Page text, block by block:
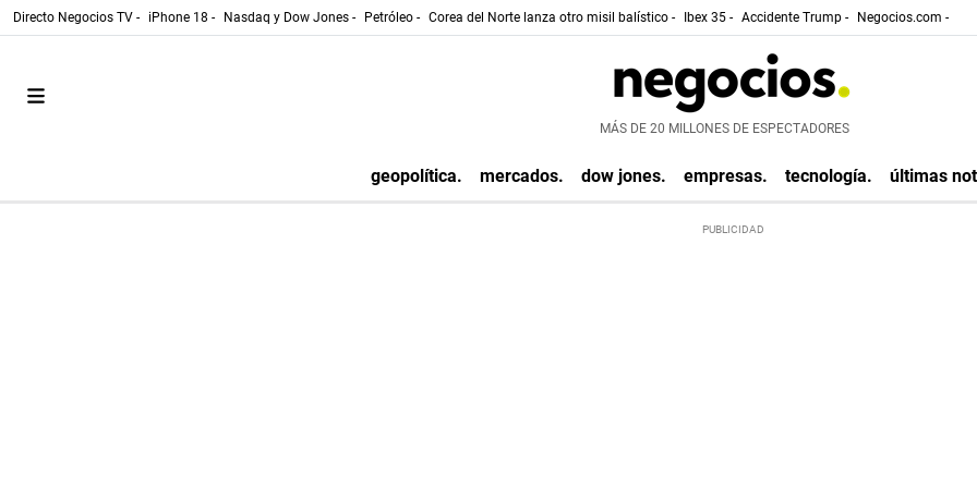
Directo Negocios TV - iPhone 18 - Nasdaq y Dow Jones - Petróleo - Corea del Norte lanza otro misil balístico - Ibex 35 - Accidente Trump - Negocios.com -
MÁS DE 20 MILLONES DE ESPECTADORES
geopolítica. mercados. dow jones. empresas. tecnología. últimas